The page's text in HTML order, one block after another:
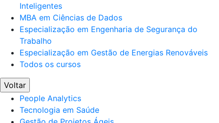
Inteligentes
MBA em Ciências de Dados
Especialização em Engenharia de Segurança do
Trabalho
Especialização em Gestão de Energias Renováveis
Todos os cursos
Voltar
People Analytics
Tecnologia em Saúde